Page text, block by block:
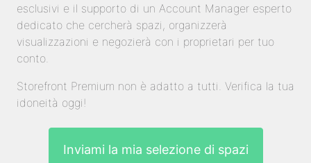
esclusivi e il supporto di un Account Manager esperto
dedicato che cercherà spazi, organizzerà
visualizzazioni e negozierà con i proprietari per tuo
conto.
Storefront Premium non è adatto a tutti. Verifica la tua
idoneità oggi!
Inviami la mia selezione di spazi